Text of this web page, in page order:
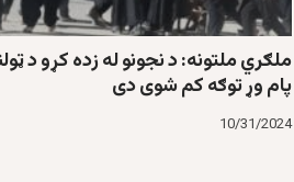
ملګري ملتونه: د نجونو له زده کړو د
پام وړ توګه کم شوی دی
10/31/2024